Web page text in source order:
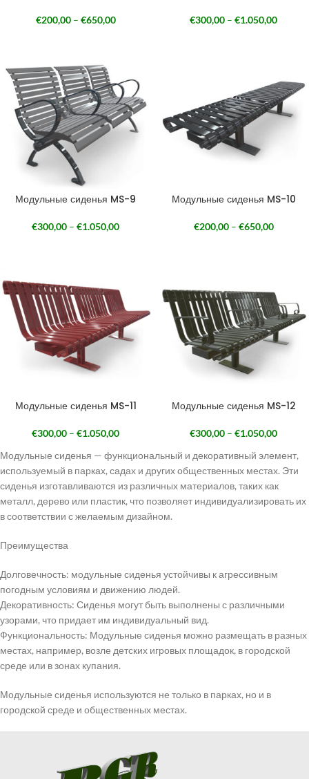
€200,00– €650,00 €300,00 – €1.050,00
Модульные сиденья MS-9
€300,00 – €1.050,00
Модульные сиденья MS-10
€200,00– €650,00
Модульные сиденья MS-11
€300,00 – €1.050,00
Модульные сиденья MS-12
€300,00 – €1.050,00
Модульные сиденья — функциональный и декоративный элемент,
используемый в парках, садах и других общественных местах. Эти
сиденья изготавливаются из различных материалов, таких как
металл, дерево или пластик, что позволяет индивидуализировать их
в соответствии с желаемым дизайном.
Преимущества
Долговечность: модульные сиденья устойчивы к агрессивным
погодным условиям и движению людей.
Декоративность: Сиденья могут быть выполнены с различными
узорами, что придает им индивидуальный вид.
Функциональность: Модульные сиденья можно размещать в разных
местах, например, возле детских игровых площадок, в городской
среде или в зонах купания.
Модульные сиденья используются не только в парках, но и в
городской среде и общественных местах.